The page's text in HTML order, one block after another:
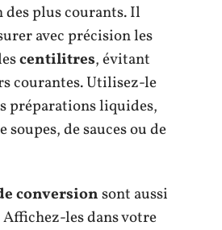
des plus courants. Il
avec précision les
centilitres, évitant
courantes. Utilisez-le
préparations liquides,
soupes, de sauces ou de
conversionsont aussi
les dans votre